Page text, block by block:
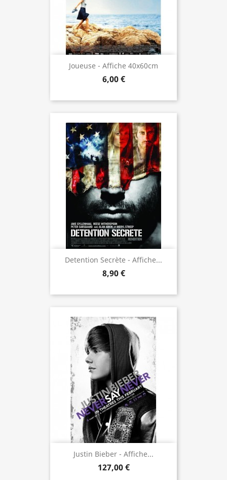
Joueuse - Affiche 40x60cm
6,00 €
Detention Secrète - Affiche...
8,90 €
Justin Bieber - Affiche...
127,00 €